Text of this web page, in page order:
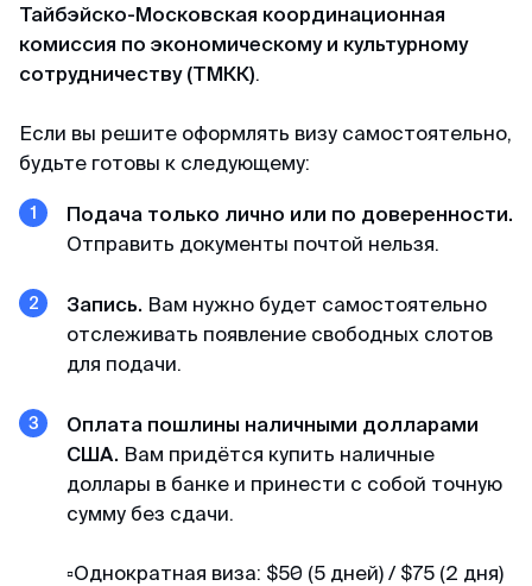
Александра
Отзыв с Google · 2024
Спасибо визовому центру за оперативную
работу и доступные цены) Подали заявку на
КЕТУ в Корею. Сотрудники центра проверили
все данные и фото, сами заполнили анкеты и
на следующий день нам уже направили
Гордей
Меньше чем за день
Все не просто отлично, а даже потрясающе.
Не успел я опомниться, моя кета меньше чем
быстро и вежливо, всем рекомендую!
Тайбэйско-Московская координационная
комиссия по экономическому и культурному
сотрудничеству (ТМКК).
Если вы решите оформлять визу самостоятельно,
будьте готовы к следующему:
Подача только лично или по доверенности.
Отправить документы почтой нельзя.
Запись. Вам нужно будет самостоятельно
отслеживать появление свободных слотов
для подачи.
Оплата пошлины наличными долларами
США. Вам придётся купить наличные
доллары в банке и принести с собой точную
сумму без сдачи.
▫️Однократная виза: $50 (5 дней) / $75 (2 дня)